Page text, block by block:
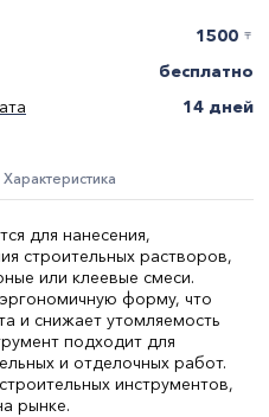
Характеристика
для нанесения,
строительных растворов,
или клеевые смеси.
форму, что
и снижает утомляемость
подходит для
и отделочных работ.
инструментов,
рынке.
1500 〒
бесплатно
14 дней